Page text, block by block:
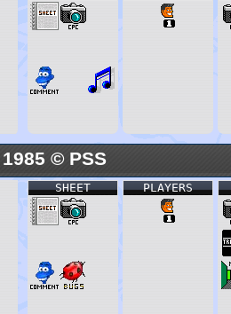
1985 © PSS
PLAYERS
SHEET